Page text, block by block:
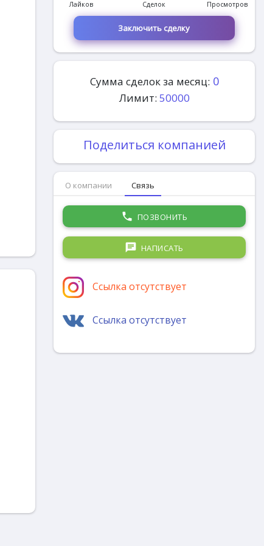
Лайков Сделок Просмотров
Заключить сделку
Сумма сделок за месяц: 0
Лимит: 50000
Поделиться компанией
О компании Связь
phone ПОЗВОНИТЬ
chat НАПИСАТЬ
Ссылка отсутствует
Ссылка отсутствует